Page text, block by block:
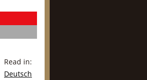
Read in:
Deutsch